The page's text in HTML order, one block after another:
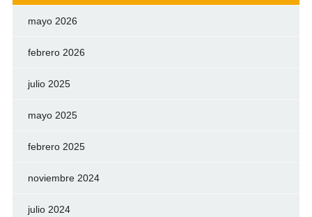
mayo 2026
febrero 2026
julio 2025
mayo 2025
febrero 2025
noviembre 2024
julio 2024